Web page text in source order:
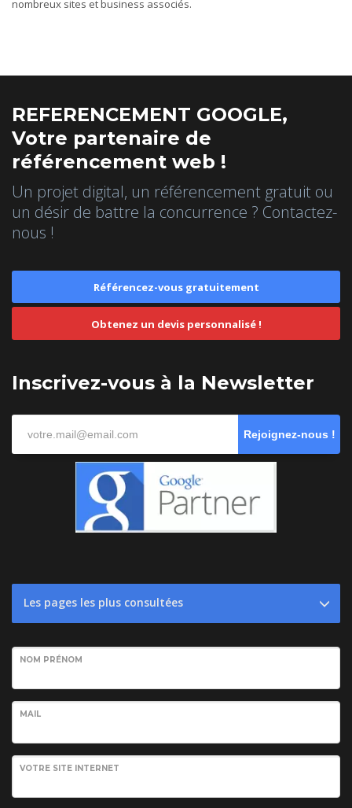
nombreux sites et business associés.
REFERENCEMENT GOOGLE,
Votre partenaire de
référencement web !
Un projet digital, un référencement gratuit ou
un désir de battre la concurrence ? Contactez-
nous !
Référencez-vous gratuitement
Obtenez un devis personnalisé !
Inscrivez-vous à la Newsletter
Rejoignez-nous !
Les pages les plus consultées
NOM PRÉNOM
MAIL
VOTRE SITE INTERNET